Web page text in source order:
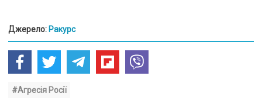
Джерело: Ракурс
#Агресія Росії